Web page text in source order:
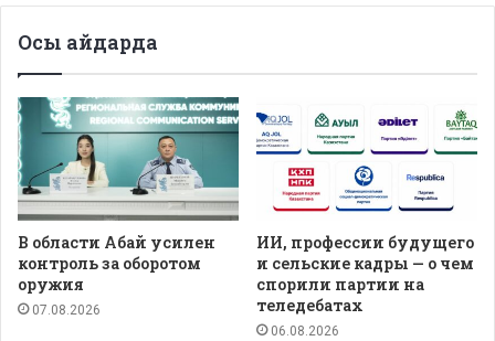
Осы айдарда
В области Абай усилен
контроль за оборотом
оружия
07.08.2026
ИИ, профессии будущего
и сельские кадры — о чем
спорили партии на
теледебатах
06.08.2026